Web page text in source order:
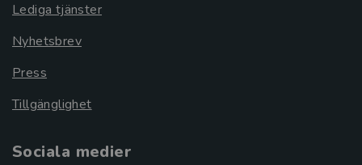
Lediga tjänster
Nyhetsbrev
Press
Tillgänglighet
Sociala medier